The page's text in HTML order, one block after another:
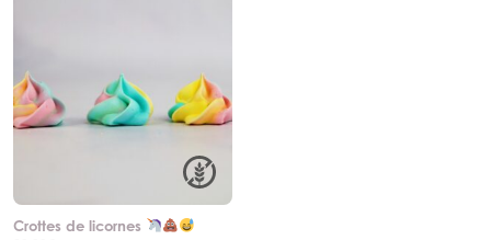
Crottes de licornes